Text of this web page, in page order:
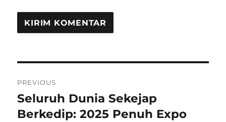
pos
PREVIOUS
Previous
post:
Seluruh Dunia Sekejap
Berkedip: 2025 Penuh Expo